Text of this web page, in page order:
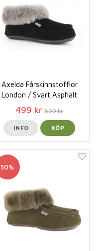
Axelda Fårskinnstofflor
London / Svart Asphalt
499 kr 800 kr
INFO KÖP
50%